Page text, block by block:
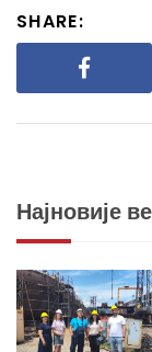
SHARE:
Најновије